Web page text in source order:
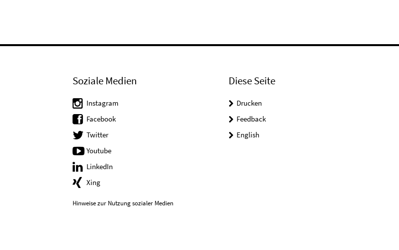
Soziale Medien
Instagram
Facebook
Twitter
Youtube
LinkedIn
Xing
Hinweise zur Nutzung sozialer Medien
Diese Seite
Drucken
Feedback
English